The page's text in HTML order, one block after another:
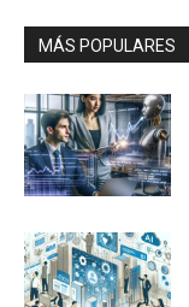
MÁS POPULARES